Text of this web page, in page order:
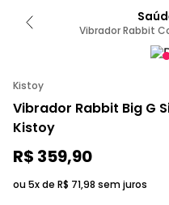
Vibrador Rabbit
Kistoy
Vibrador Rabbit Big G
Kistoy
R$ 359,90
ou 5x de R$ 71,98 sem juros